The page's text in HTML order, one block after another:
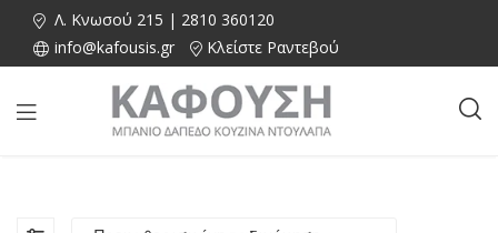
Λ. Κνωσού 215 | 2810 360120
info@kafousis.gr
Κλείστε Ραντεβού